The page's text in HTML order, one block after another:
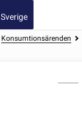
Sverige
Konsumtionsärenden